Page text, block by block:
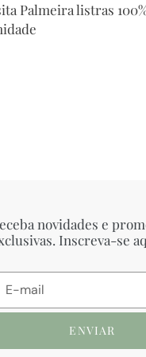
Palmeira listras
novidades e
Inscreva-se
ENVIAR